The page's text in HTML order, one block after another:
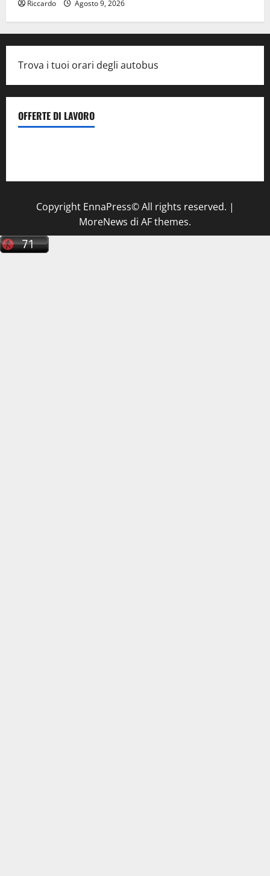
Riccardo Agosto 9, 2026
Trova i tuoi orari degli autobus
OFFERTE DI LAVORO
Copyright EnnaPress© All rights reserved. |
MoreNews di AF themes.